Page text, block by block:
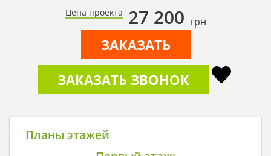
Цена проекта 27 200 грн
ЗАКАЗАТЬ
ЗАКАЗАТЬ ЗВОНОК
Планы этажей